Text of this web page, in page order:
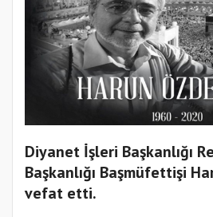
Diyanet İşleri Başkanlığı
Başkanlığı Başmüfettişi
vefat etti.